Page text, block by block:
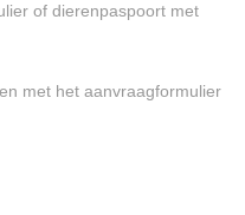
of dierenpaspoort met
met het aanvraagformulier